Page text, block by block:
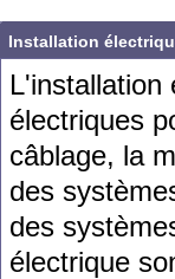
Installation
L'installation
électriques
câblage, lam
des systè
des systè
électrique s